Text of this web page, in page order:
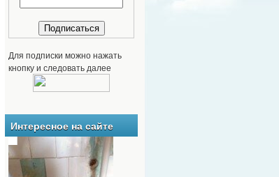
Для подписки можно нажать
кнопку и следовать далее
Интересное на сайте